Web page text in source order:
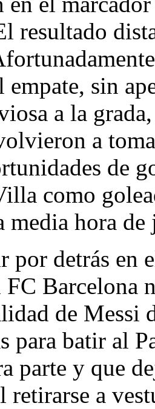
resultado
sin
a la
a
de
como
media hora de
por detrás en
Barcelona
de Messi
para batir al
parte y que
retirarse a